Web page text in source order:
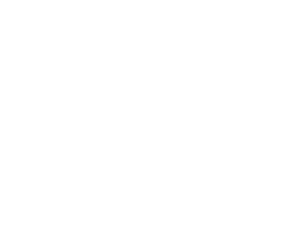
e Legging Bege